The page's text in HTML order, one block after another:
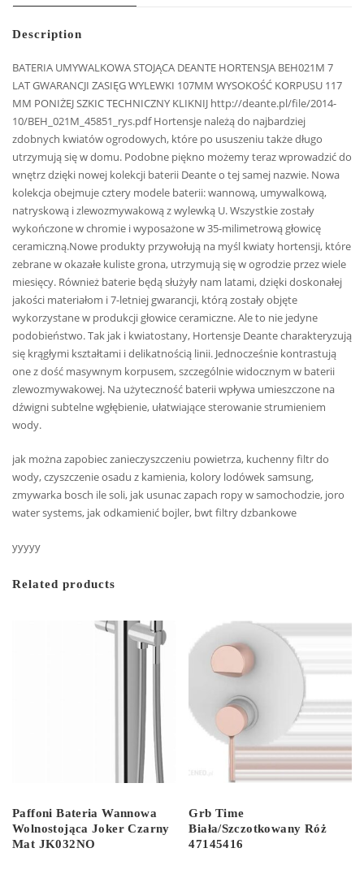
Description
BATERIA UMYWALKOWA STOJĄCA DEANTE HORTENSJA BEH021M 7
LAT GWARANCJI ZASIĘG WYLEWKI 107MM WYSOKOŚĆ KORPUSU 117
MM PONIŻEJ SZKIC TECHNICZNY KLIKNIJ http://deante.pl/file/2014-
10/BEH_021M_45851_rys.pdf Hortensje należą do najbardziej
zdobnych kwiatów ogrodowych, które po ususzeniu także długo
utrzymują się w domu. Podobne piękno możemy teraz wprowadzić do
wnętrz dzięki nowej kolekcji baterii Deante o tej samej nazwie. Nowa
kolekcja obejmuje cztery modele baterii: wannową, umywalkową,
natryskową i zlewozmywakową z wylewką U. Wszystkie zostały
wykończone w chromie i wyposażone w 35-milimetrową głowicę
ceramiczną.Nowe produkty przywołują na myśl kwiaty hortensji, które
zebrane w okazałe kuliste grona, utrzymują się w ogrodzie przez wiele
miesięcy. Również baterie będą służyły nam latami, dzięki doskonałej
jakości materiałom i 7-letniej gwarancji, którą zostały objęte
wykorzystane w produkcji głowice ceramiczne. Ale to nie jedyne
podobieństwo. Tak jak i kwiatostany, Hortensje Deante charakteryzują
się krągłymi kształtami i delikatnością linii. Jednocześnie kontrastują
one z dość masywnym korpusem, szczególnie widocznym w baterii
zlewozmywakowej. Na użyteczność baterii wpływa umieszczone na
dźwigni subtelne wgłębienie, ułatwiające sterowanie strumieniem
wody.
jak można zapobiec zanieczyszczeniu powietrza, kuchenny filtr do
wody, czyszczenie osadu z kamienia, kolory lodówek samsung,
zmywarka bosch ile soli, jak usunac zapach ropy w samochodzie, joro
water systems, jak odkamienić bojler, bwt filtry dzbankowe
yyyyy
Related products
Paffoni Bateria Wannowa
Wolnostojąca Joker Czarny
Mat JK032NO
Grb Time
Biała/Szczotkowany Róż
47145416